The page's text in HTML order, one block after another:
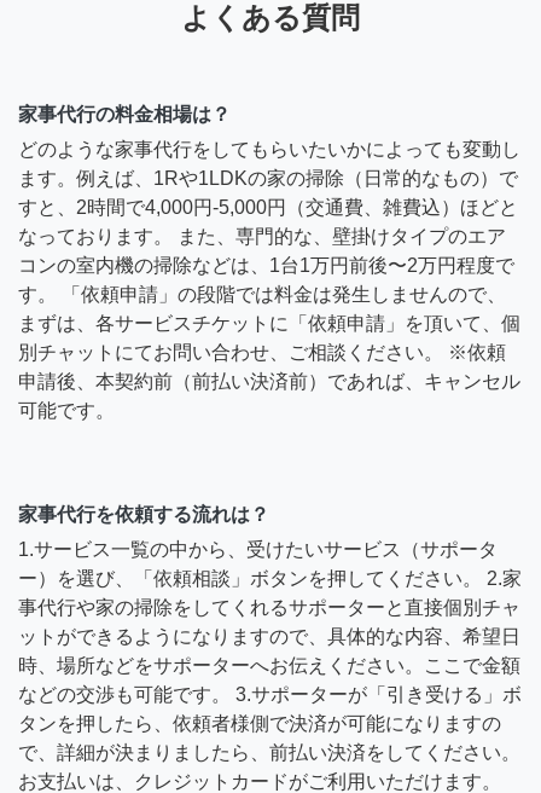
よくある質問
家事代行の料金相場は？
どのような家事代行をしてもらいたいかによっても変動し
ます。例えば、1Rや1LDKの家の掃除（日常的なもの）で
すと、2時間で4,000円-5,000円（交通費、雑費込）ほどと
なっております。 また、専門的な、壁掛けタイプのエア
コンの室内機の掃除などは、1台1万円前後〜2万円程度で
す。 「依頼申請」の段階では料金は発生しませんので、
まずは、各サービスチケットに「依頼申請」を頂いて、個
別チャットにてお問い合わせ、ご相談ください。 ※依頼
申請後、本契約前（前払い決済前）であれば、キャンセル
可能です。
家事代行を依頼する流れは？
1.サービス一覧の中から、受けたいサービス（サポータ
ー）を選び、「依頼相談」ボタンを押してください。 2.家
事代行や家の掃除をしてくれるサポーターと直接個別チャ
ットができるようになりますので、具体的な内容、希望日
時、場所などをサポーターへお伝えください。ここで金額
などの交渉も可能です。 3.サポーターが「引き受ける」ボ
タンを押したら、依頼者様側で決済が可能になりますの
で、詳細が決まりましたら、前払い決済をしてください。
お支払いは、クレジットカードがご利用いただけます。